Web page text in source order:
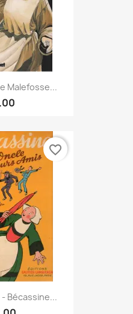
Malefosse...
Bécassine...
favorite_border